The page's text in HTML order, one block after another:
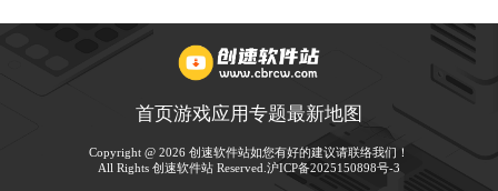
首页游戏应用专题最新地图
Copyright @ 2026 创速软件站如您有好的建议请联络我们！
All Rights 创速软件站 Reserved. 沪ICP备2025150898号-3